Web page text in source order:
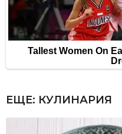
ЕЩЕ: КУЛИНАРИЯ